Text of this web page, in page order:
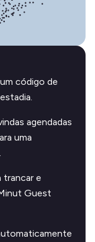
código de
agendadas
uma
trancar e
Guest